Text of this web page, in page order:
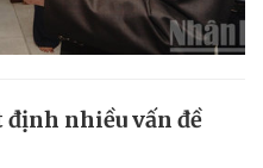
nhiều vấn đề